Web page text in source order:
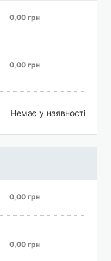
0,00 грн
0,00 грн
Немає у наявності
0,00 грн
0,00 грн